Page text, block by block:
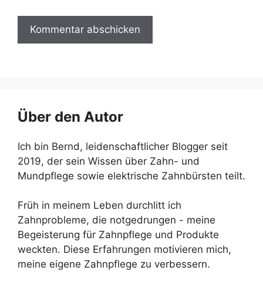
Über den Autor
Ich bin Bernd, leidenschaftlicher Blogger seit
2019, der sein Wissen über Zahn- und
Mundpflege sowie elektrische Zahnbürsten teilt.
Früh in meinem Leben durchlitt ich
Zahnprobleme, die notgedrungen - meine
Begeisterung für Zahnpflege und Produkte
weckten. Diese Erfahrungen motivieren mich,
meine eigene Zahnpflege zu verbessern.